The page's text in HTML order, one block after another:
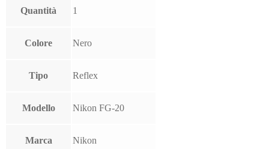
Quantità 1
Colore Nero
Tipo Reflex
Modello Nikon FG-20
Marca Nikon